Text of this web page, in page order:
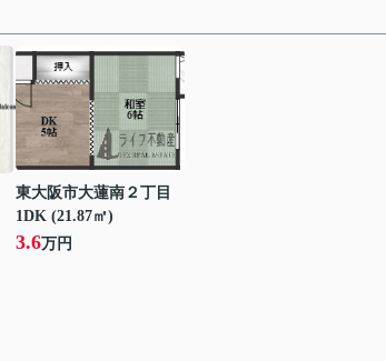
東大阪市大蓮南２丁目
1DK (21.87㎡)
3.6万円